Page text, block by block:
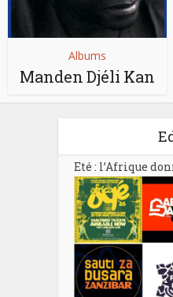
Albums
Manden Djéli Kan
Eté : l’Afrique